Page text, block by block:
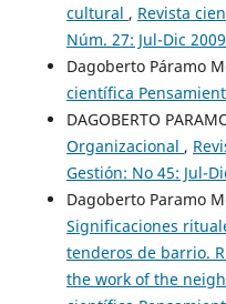
cultural , Revista
Núm. 27: Jul-Dic 2009
Dagoberto Páramo
científica
DAGOBERTO
Organizacional ,
Gestión: No 45: Jul-
Dagoberto Paramo
Significaciones
tenderos de barrio.
the work of the